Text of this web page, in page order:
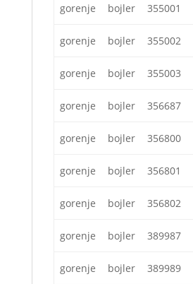
gorenje bojler 355001
gorenje bojler 355002
gorenje bojler 355003
gorenje bojler 356687
gorenje bojler 356800
gorenje bojler 356801
gorenje bojler 356802
gorenje bojler 389987
gorenje bojler 389989